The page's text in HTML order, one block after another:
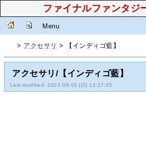
ファイナルファンタジ
Menu
> アクセサリ > 【インディゴ藍】
アクセサリ/【インディゴ藍】
Last-modified: 2023-09-10 (日) 12:17:25